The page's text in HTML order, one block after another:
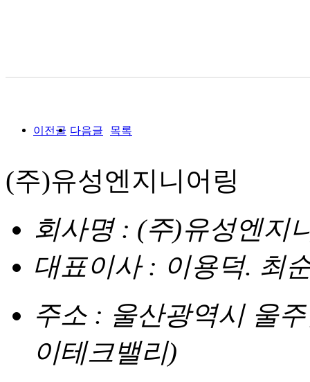
이전글 다음글 목록
(주)유성엔지니어링
회사명 : (주)유성엔지
대표이사 : 이용덕. 최
주소 : 울산광역시 울
이테크밸리)